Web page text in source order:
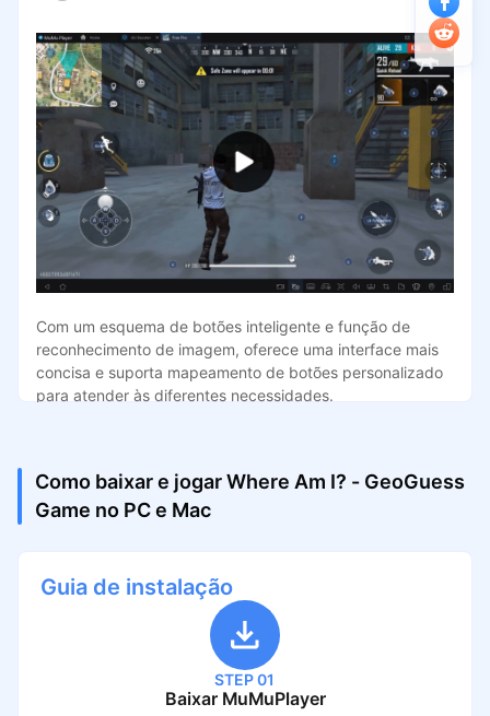
Com um esquema de botões inteligente e função de
reconhecimento de imagem, oferece uma interface mais
concisa e suporta mapeamento de botões personalizado
para atender às diferentes necessidades.
Como baixar e jogar Where Am I? - GeoGuess
Game no PC e Mac
Guia de instalação
STEP 01
Baixar MuMuPlayer